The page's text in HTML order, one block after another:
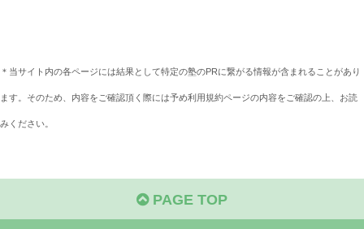
＊当サイト内の各ページには結果として特定の塾のPRに繋がる情報が含まれることがあり
ます。そのため、内容をご確認頂く際には予め利用規約ページの内容をご確認の上、お読
みください。
PAGE TOP